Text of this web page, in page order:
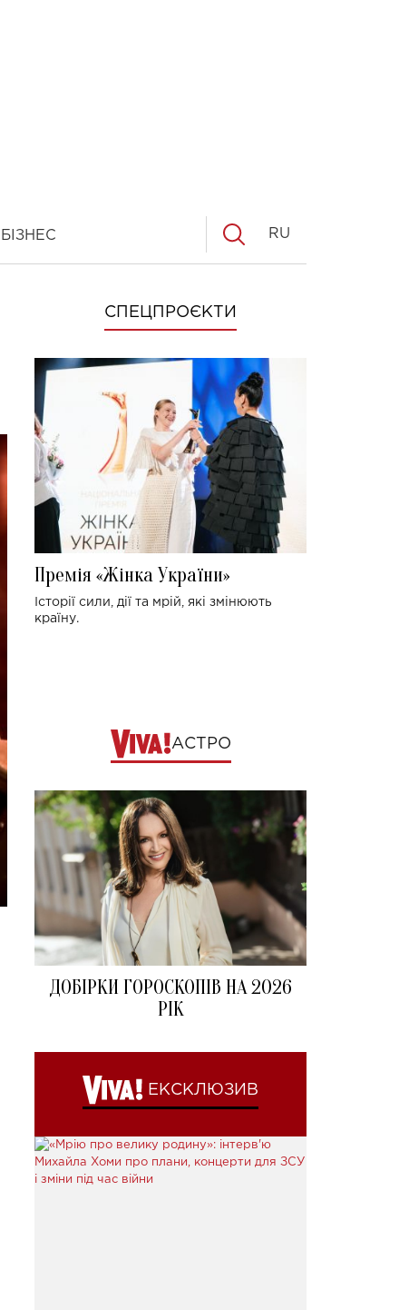
БІЗНЕС RU
СПЕЦПРОЄКТИ
Премія «Жінка України»
Історії сили, дії та мрій, які змінюють
країну.
АСТРО
ДОБІРКИ ГОРОСКОПІВ НА 2026
РІК
ЕКСКЛЮЗИВ